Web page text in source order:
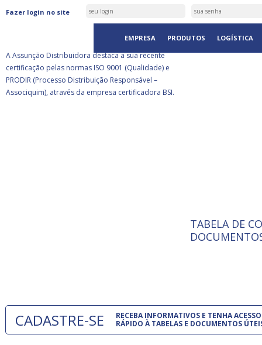
Fazer login no site
EMPRESA PRODUTOS LOGÍSTICA
ASSUNÇÃO DISTRIBUIDORA É
CERTIFICADA PELA BSI
A Assunção Distribuidora destaca a sua recente
certificação pelas normas ISO 9001 (Qualidade) e
PRODIR (Processo Distribuição Responsável –
Associquim), através da empresa certificadora BSI.
ISO 9001:
A
TABELA DE
CADASTRE-SE
RECEBA INFORMATIVOS E TENHA ACESSO
RÁPIDO À TABELAS E DOCUMENTOS